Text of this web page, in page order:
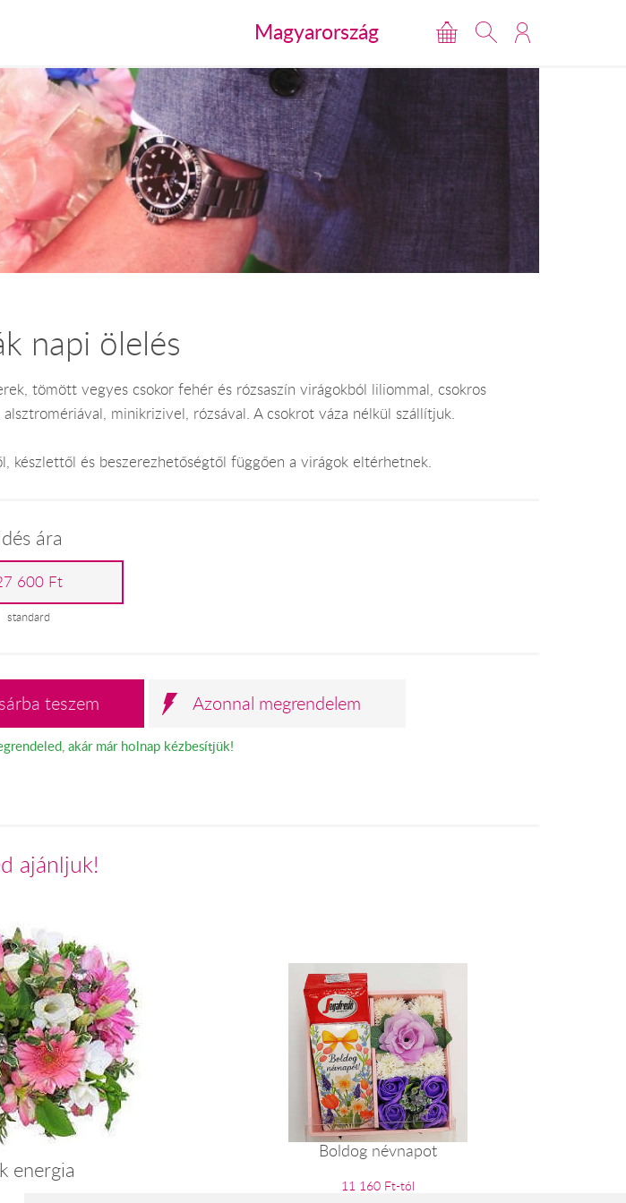
Magyarország
napi ölelés
tömött vegyes csokor fehér és rózsaszín virágokból liliommal, csokros
minikrizivel, rózsával. A csokrot váza nélkül szállítjuk.
készlettől és beszerezhetőségtől függően a virágok eltérhetnek.
ára
600 Ft
standard
teszem Azonnal megrendelem
akár már holnap kézbesítjük!
ajánljuk!
energia
Boldog névnapot
11 160 Ft-tól